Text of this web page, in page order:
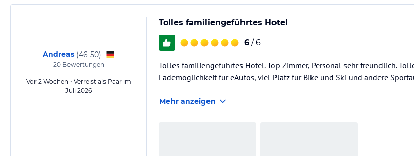
Andreas (46-50)
20Bewertungen
Vor 2 Wochen • Verreist als Paar im
Juli 2026
Tolles familiengeführtes Hotel
6 / 6
Tolles familiengeführtes Hotel. Top Zimmer, Personal sehr freundlich.
Lademöglichkeit für eAutos, viel Platz für Bike und Ski und andere
Mehr anzeigen